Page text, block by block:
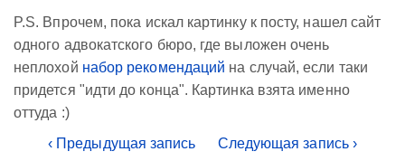
P.S. Впрочем, пока искал картинку к посту, нашел сайт
одного адвокатского бюро, где выложен очень
неплохой набор рекомендаций на случай, если таки
придется "идти до конца". Картинка взята именно
оттуда :)
‹ Предыдущая запись
Следующая запись ›